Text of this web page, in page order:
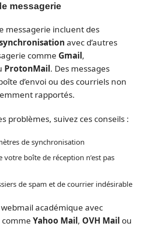
messagerie
messagerie incluent des
avec d’autres
comme Gmail,
ProtonMail. Des messages
d’envoi ou des courriels non
rapportés.
problèmes, suivez ces conseils :
de synchronisation
votre boîte de réception n’est pas
de spam et de courrier indésirable
académique avec
comme Yahoo Mail, OVH Mail ou